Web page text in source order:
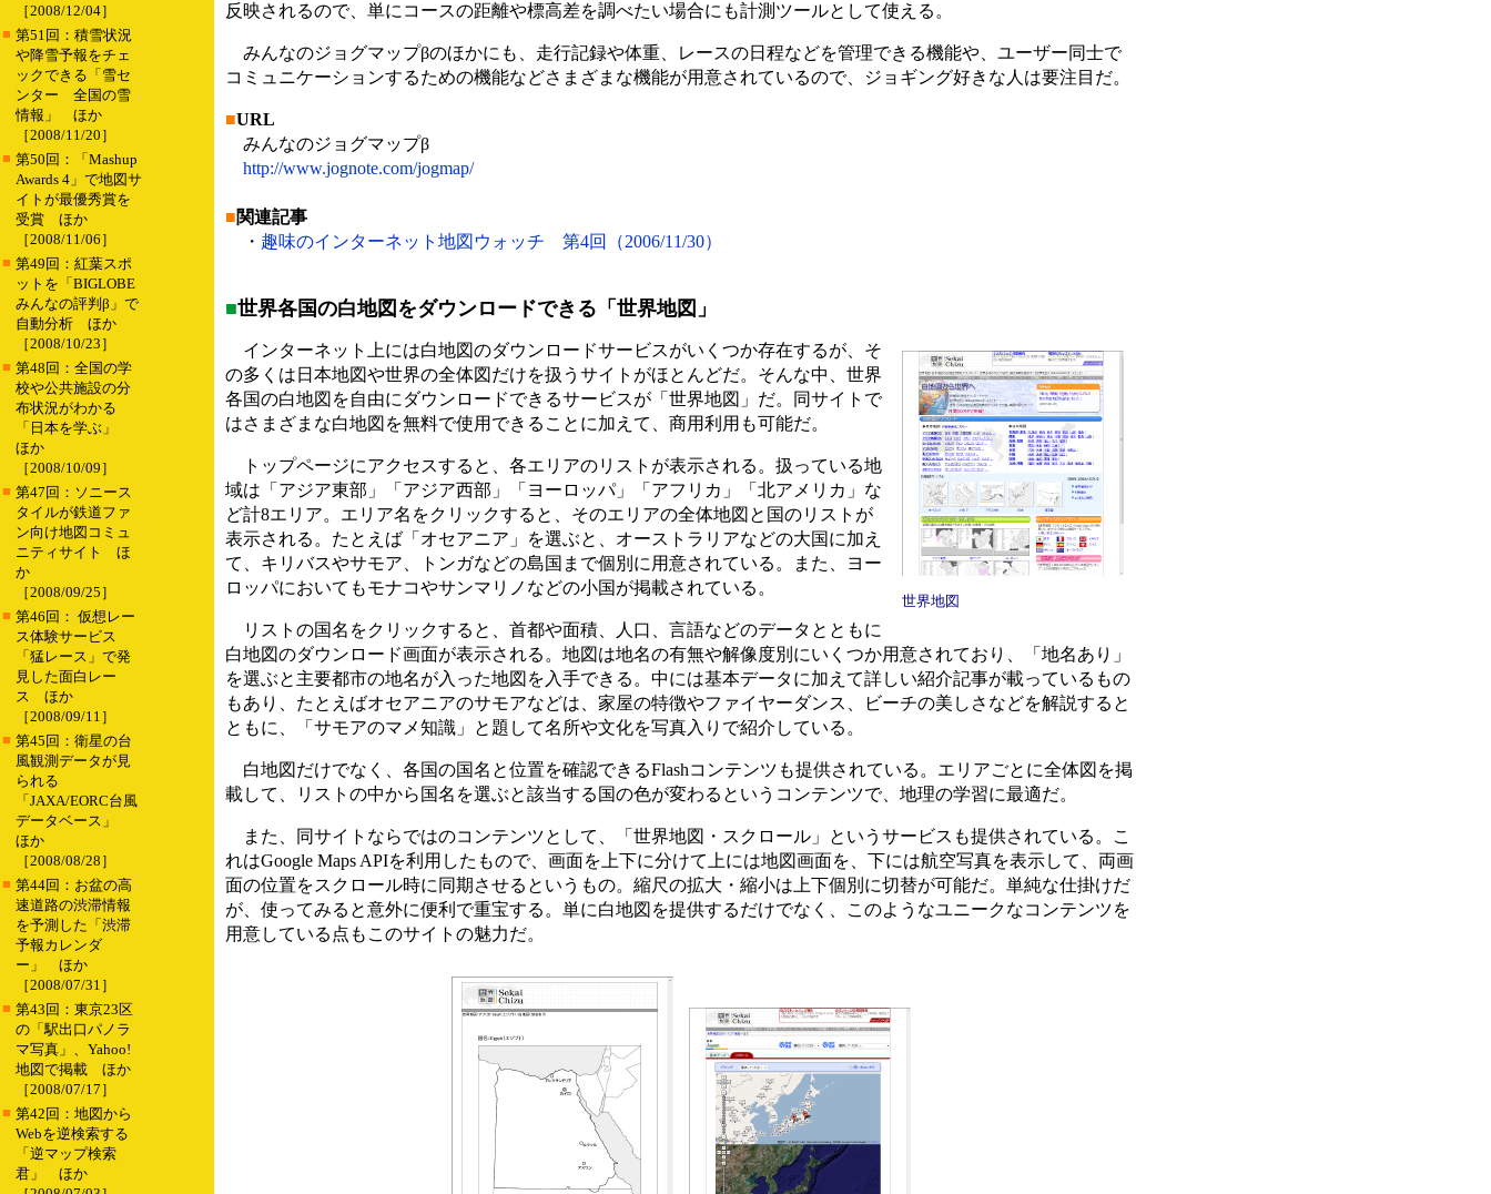
［2008/12/04］
■ 第51回：積雪状況
や降雪予報をチェ
ックできる「雪セ
ンター 全国の雪
情報」 ほか
［2008/11/20］
■ 第50回：「Mashup
Awards 4」で地図サ
イトが最優秀賞を
受賞 ほか
［2008/11/06］
■ 第49回：紅葉スポ
ットを「BIGLOBE
みんなの評判β」で
自動分析 ほか
［2008/10/23］
■ 第48回：全国の学
校や公共施設の分
布状況がわかる
「日本を学ぶ」
ほか
［2008/10/09］
■ 第47回：ソニース
タイルが鉄道ファ
ン向け地図コミュ
ニティサイト ほ
か
［2008/09/25］
■ 第46回： 仮想レー
ス体験サービス
「猛レース」で発
見した面白レー
ス ほか
［2008/09/11］
■ 第45回：衛星の台
風観測データが見
られる
「JAXA/EORC台風
データベース」
ほか
［2008/08/28］
■ 第44回：お盆の高
速道路の渋滞情報
を予測した「渋滞
予報カレンダ
ー」 ほか
［2008/07/31］
■ 第43回：東京23区
の「駅出口パノラ
マ写真」、Yahoo!
地図で掲載 ほか
［2008/07/17］
■ 第42回：地図から
Webを逆検索する
「逆マップ検索
君」 ほか
反映されるので、単にコースの距離や標高差を調べたい場合にも計測ツールとして使える。
みんなのジョグマップβのほかにも、走行記録や体重、レースの日程などを管理できる機能や、ユーザー同士で
コミュニケーションするための機能などさまざまな機能が用意されているので、ジョギング好きな人は要注目だ。
■URL
みんなのジョグマップβ
http://www.jognote.com/jogmap/
■関連記事
・ 趣味のインターネット地図ウォッチ 第4回（2006/11/30）
■世界各国の白地図をダウンロードできる「世界地図」
世界地図
インターネット上には白地図のダウンロードサービスがいくつか存在するが、そ
の多くは日本地図や世界の全体図だけを扱うサイトがほとんどだ。そんな中、世界
各国の白地図を自由にダウンロードできるサービスが「世界地図」だ。同サイトで
はさまざまな白地図を無料で使用できることに加えて、商用利用も可能だ。
トップページにアクセスすると、各エリアのリストが表示される。扱っている地
域は「アジア東部」「アジア西部」「ヨーロッパ」「アフリカ」「北アメリカ」な
ど計8エリア。エリア名をクリックすると、そのエリアの全体地図と国のリストが
表示される。たとえば「オセアニア」を選ぶと、オーストラリアなどの大国に加え
て、キリバスやサモア、トンガなどの島国まで個別に用意されている。また、ヨー
ロッパにおいてもモナコやサンマリノなどの小国が掲載されている。
リストの国名をクリックすると、首都や面積、人口、言語などのデータとともに
白地図のダウンロード画面が表示される。地図は地名の有無や解像度別にいくつか用意されており、「地名あり」
を選ぶと主要都市の地名が入った地図を入手できる。中には基本データに加えて詳しい紹介記事が載っているもの
もあり、たとえばオセアニアのサモアなどは、家屋の特徴やファイヤーダンス、ビーチの美しさなどを解説すると
ともに、「サモアのマメ知識」と題して名所や文化を写真入りで紹介している。
白地図だけでなく、各国の国名と位置を確認できるFlashコンテンツも提供されている。エリアごとに全体図を掲
載して、リストの中から国名を選ぶと該当する国の色が変わるというコンテンツで、地理の学習に最適だ。
また、同サイトならではのコンテンツとして、「世界地図・スクロール」というサービスも提供されている。こ
れはGoogle Maps APIを利用したもので、画面を上下に分けて上には地図画面を、下には航空写真を表示して、両画
面の位置をスクロール時に同期させるというもの。縮尺の拡大・縮小は上下個別に切替が可能だ。単純な仕掛けだ
が、使ってみると意外に便利で重宝する。単に白地図を提供するだけでなく、このようなユニークなコンテンツを
用意している点もこのサイトの魅力だ。